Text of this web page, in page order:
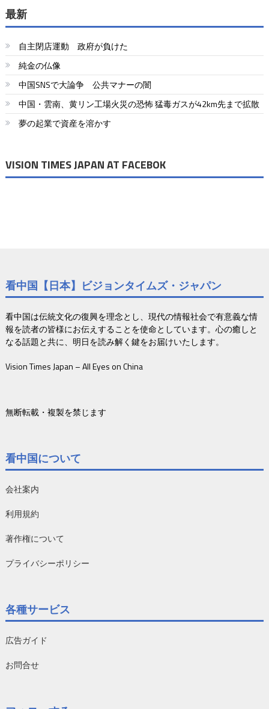
ナ
ビ
ゲ
ー
シ
ョ
最新
自主閉店運動 政府が負けた
純金の仏像
中国SNSで大論争 公共マナーの闇
中国・雲南、黄リン工場火災の恐怖 猛毒ガスが42km先まで拡散
夢の起業で資産を溶かす
VISION TIMES JAPAN AT FACEBOK
看中国【日本】ビジョンタイムズ・ジャパン
看中国は伝統文化の復興を理念とし、現代の情報社会で有意義な情
報を読者の皆様にお伝えすることを使命としています。心の癒しと
なる話題と共に、明日を読み解く鍵をお届けいたします。
Vision Times Japan – All Eyes on China
無断転載・複製を禁じます
看中国について
会社案内
利用規約
著作権について
プライバシーポリシー
各種サービス
広告ガイド
お問合せ